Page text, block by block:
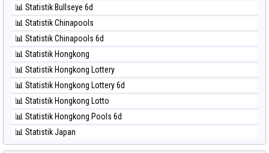
⚽ Bola Hitam Nagoya
⚽ Bola Hitam North Carolina Day
⚽ Bola Hitam Pcso
⚽ Bola Hitam Sao Paulo
⚽ Bola Hitam Singapore
⚽ Bola Hitam Sydney
⚽ Bola Hitam Sydney Lottery
⚽ Bola Hitam Sydney Lottery 6d
⚽ Bola Hitam Sydney Lotto
📊 Statistik Bullseye 6d
📊 Statistik Chinapools
📊 Statistik Chinapools 6d
📊 Statistik Hongkong
📊 Statistik Hongkong Lottery
📊 Statistik Hongkong Lottery 6d
📊 Statistik Hongkong Lotto
📊 Statistik Hongkong Pools 6d
📊 Statistik Japan
📊 Statistik Japan 6d